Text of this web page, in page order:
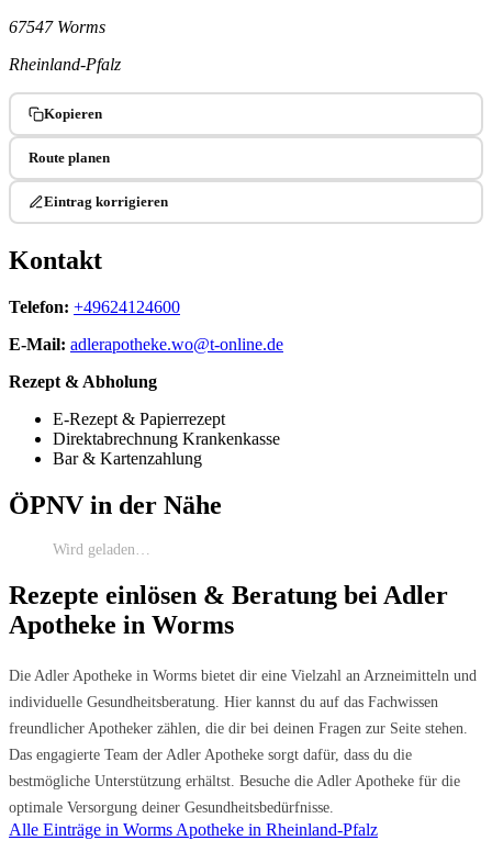
67547 Worms
Rheinland-Pfalz
Kopieren
Route planen
Eintrag korrigieren
Kontakt
Telefon: +49624124600
E-Mail: adlerapotheke.wo@t-online.de
Rezept & Abholung
E-Rezept & Papierrezept
Direktabrechnung Krankenkasse
Bar & Kartenzahlung
ÖPNV in der Nähe
Wird geladen…
Rezepte einlösen & Beratung bei Adler
Apotheke in Worms
Die Adler Apotheke in Worms bietet dir eine Vielzahl an Arzneimitteln und
individuelle Gesundheitsberatung. Hier kannst du auf das Fachwissen
freundlicher Apotheker zählen, die dir bei deinen Fragen zur Seite stehen.
Das engagierte Team der Adler Apotheke sorgt dafür, dass du die
bestmögliche Unterstützung erhältst. Besuche die Adler Apotheke für die
optimale Versorgung deiner Gesundheitsbedürfnisse.
Alle Einträge in Worms Apotheke in Rheinland-Pfalz